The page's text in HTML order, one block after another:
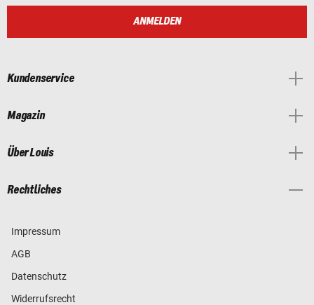
ANMELDEN
Kundenservice
Magazin
Über Louis
Rechtliches
Impressum
AGB
Datenschutz
Widerrufsrecht